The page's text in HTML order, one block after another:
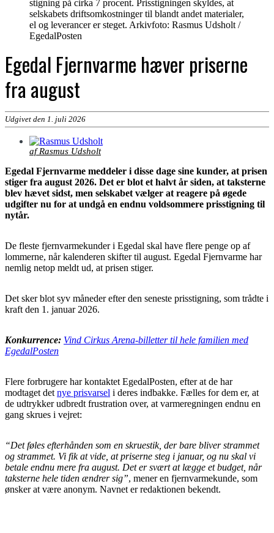
stigning på cirka 7 procent. Prisstigningen skyldes, at
selskabets driftsomkostninger til blandt andet materialer,
el og leverancer er steget. Arkivfoto: Rasmus Udsholt /
EgedalPosten
Egedal Fjernvarme hæver priserne
fra august
Udgivet den 1. juli 2026
af Rasmus Udsholt
Egedal Fjernvarme meddeler i disse dage sine kunder, at prisen
stiger fra august 2026. Det er blot et halvt år siden, at taksterne
blev hævet sidst, men selskabet vælger at reagere på øgede
udgifter nu for at undgå en endnu voldsommere prisstigning til
nytår.
De fleste fjernvarmekunder i Egedal skal have flere penge op af
lommerne, når kalenderen skifter til august. Egedal Fjernvarme har
nemlig netop meldt ud, at prisen stiger.
Det sker blot syv måneder efter den seneste prisstigning, som trådte i
kraft den 1. januar 2026.
Konkurrence: Vind Cirkus Arena-billetter til hele familien med
EgedalPosten
Flere forbrugere har kontaktet EgedalPosten, efter at de har
modtaget det nye prisvarsel i deres indbakke. Fælles for dem er, at
de udtrykker udbredt frustration over, at varmeregningen endnu en
gang skrues i vejret:
“Det føles efterhånden som en skruestik, der bare bliver strammet
og strammet. Vi fik at vide, at priserne steg i januar, og nu skal vi
betale endnu mere fra august. Det er svært at lægge et budget, når
taksterne hele tiden ændrer sig”, mener en fjernvarmekunde, som
ønsker at være anonym. Navnet er redaktionen bekendt.